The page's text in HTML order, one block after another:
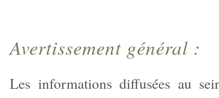
Avertissement général :
Les informations diffusées au